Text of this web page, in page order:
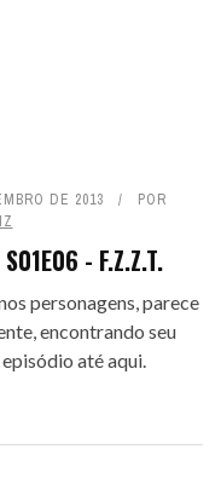
DE 2013
POR
S01E06 - F.Z.Z.T.
personagens, parece
encontrando seu
até aqui.